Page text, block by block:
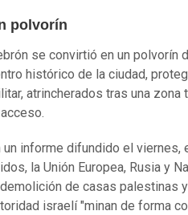
polvorín
se convirtió en un polvorín
histórico de la ciudad,
atrincherados tras una
un informe difundido el
la Unión Europea, Rusia y
de casas palestinas
israelí "minan de forma